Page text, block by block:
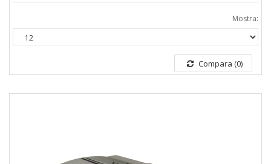
Mostra:
Compara (0)